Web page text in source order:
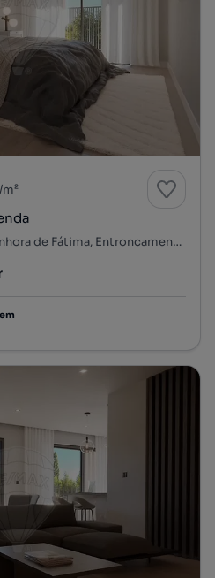
Rua da Sobreira, Nossa Senhora de Fátima, Entroncamento, Santarém